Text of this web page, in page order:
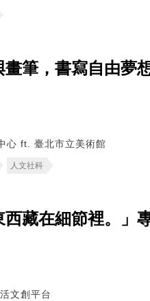
畫筆，書寫自由夢
心 ft. 臺北市立美術館
人文社科
西藏在細節裡。
文創平台